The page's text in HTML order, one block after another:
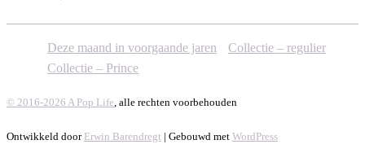
Deze maand in voorgaande jaren
Collectie – regulier
Collectie – Prince
© 2016-2026 A Pop Life , alle rechten voorbehouden
Ontwikkeld door Erwin Barendregt | Gebouwd met WordPress